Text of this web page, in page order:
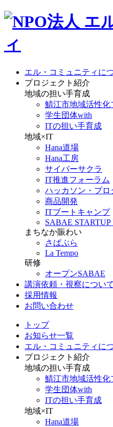
エル・コミュニティに
プロジェクト紹介
地域の担い手育成
鯖江市地域活性化
学生団体with
ITの担い手育成
地域×IT
Hana道場
Hana工房
サイバーサクラ
IT推進フォーラム
ハッカソン・プロ
商品開発
ITブートキャンプ
SABAE STARTUP
まちなか賑わい
さばぷら
La Tempo
研修
オープンSABAE
講演依頼・視察について
採用情報
お問い合わせ
トップ
お知らせ一覧
エル・コミュニティに
プロジェクト紹介
地域の担い手育成
鯖江市地域活性化
学生団体with
ITの担い手育成
地域×IT
Hana道場